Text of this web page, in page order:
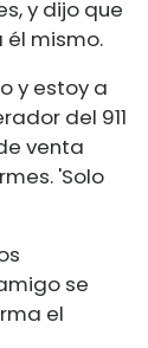
y dijo que
mismo.
y estoy a
del 911
venta
'Solo
se
el